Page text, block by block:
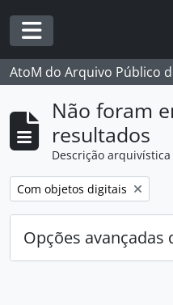
Toggle navigation
AtoM do Arquivo Público
Não foram
resultados
Descrição arquivística
Remover filtro:
Com objetos digitais
Opções avançadas